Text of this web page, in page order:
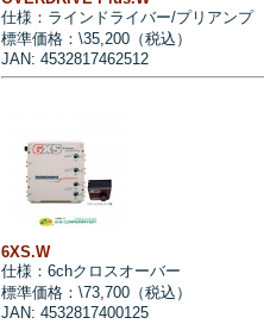
仕様：ラインドライバー/プリアンプ
標準価格：\35,200（税込）
JAN: 4532817462512
6XS.W
仕様：6chクロスオーバー
標準価格：\73,700（税込）
JAN: 4532817400125